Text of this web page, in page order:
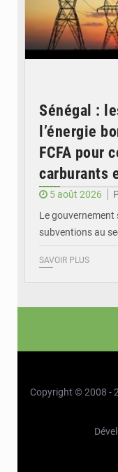
Sénégal :
l’énergie
FCFA pour
carburants
5 août 2026
Le gouvernement
subventions au
SAVOIR PLUS
Copyright © 2008 -